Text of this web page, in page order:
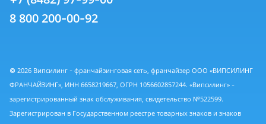
8 800 200-00-92
© 2026 Випсилинг - франчайзинговая сеть, франчайзер ООО «ВИПСИЛИНГ
ФРАНЧАЙЗИНГ», ИНН 6658219667, ОГРН 1056602857244. «Випсилинг» -
зарегистрированный знак обслуживания, свидетельство №522599.
Зарегистрирован в Государственном реестре товарных знаков и знаков